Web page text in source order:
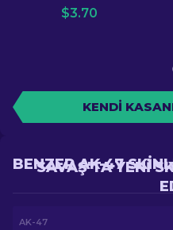
$3.70
KENDI
SAVAŞ'TA YENI
BENZER AK-47
AK-47